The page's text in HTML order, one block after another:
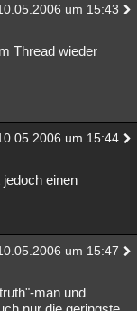
um 15:43
Thread wieder
um 15:44
einen
um 15:47
man und